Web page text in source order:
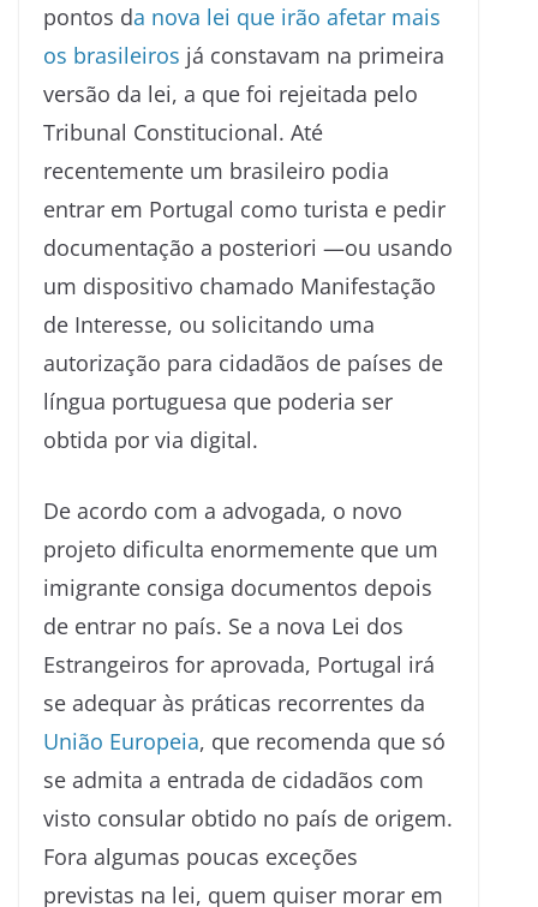
pontos da nova lei que irão afetar mais
os brasileiros já constavam na primeira
versão da lei, a que foi rejeitada pelo
Tribunal Constitucional. Até
recentemente um brasileiro podia
entrar em Portugal como turista e pedir
documentação a posteriori —ou usando
um dispositivo chamado Manifestação
de Interesse, ou solicitando uma
autorização para cidadãos de países de
língua portuguesa que poderia ser
obtida por via digital.
De acordo com a advogada, o novo
projeto dificulta enormemente que um
imigrante consiga documentos depois
de entrar no país. Se a nova Lei dos
Estrangeiros for aprovada, Portugal irá
se adequar às práticas recorrentes da
União Europeia, que recomenda que só
se admita a entrada de cidadãos com
visto consular obtido no país de origem.
Fora algumas poucas exceções
previstas na lei, quem quiser morar em